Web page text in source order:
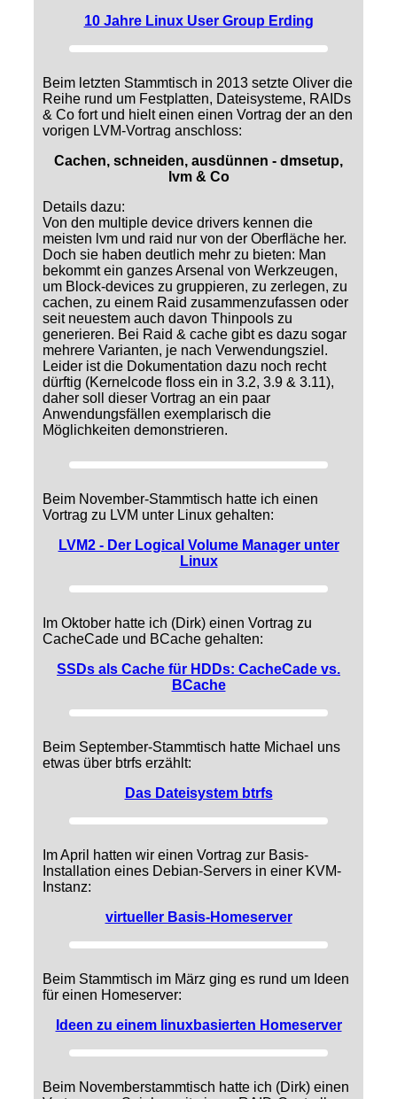
10 Jahre Linux User Group Erding
Beim letzten Stammtisch in 2013 setzte Oliver die
Reihe rund um Festplatten, Dateisysteme, RAIDs
& Co fort und hielt einen einen Vortrag der an den
vorigen LVM-Vortrag anschloss:
Cachen, schneiden, ausdünnen - dmsetup,
lvm & Co
Details dazu:
Von den multiple device drivers kennen die
meisten lvm und raid nur von der Oberfläche her.
Doch sie haben deutlich mehr zu bieten: Man
bekommt ein ganzes Arsenal von Werkzeugen,
um Block-devices zu gruppieren, zu zerlegen, zu
cachen, zu einem Raid zusammenzufassen oder
seit neuestem auch davon Thinpools zu
generieren. Bei Raid & cache gibt es dazu sogar
mehrere Varianten, je nach Verwendungsziel.
Leider ist die Dokumentation dazu noch recht
dürftig (Kernelcode floss ein in 3.2, 3.9 & 3.11),
daher soll dieser Vortrag an ein paar
Anwendungsfällen exemplarisch die
Möglichkeiten demonstrieren.
Beim November-Stammtisch hatte ich einen
Vortrag zu LVM unter Linux gehalten:
LVM2 - Der Logical Volume Manager unter
Linux
Im Oktober hatte ich (Dirk) einen Vortrag zu
CacheCade und BCache gehalten:
SSDs als Cache für HDDs: CacheCade vs.
BCache
Beim September-Stammtisch hatte Michael uns
etwas über btrfs erzählt:
Das Dateisystem btrfs
Im April hatten wir einen Vortrag zur Basis-
Installation eines Debian-Servers in einer KVM-
Instanz:
virtueller Basis-Homeserver
Beim Stammtisch im März ging es rund um Ideen
für einen Homeserver:
Ideen zu einem linuxbasierten Homeserver
Beim Novemberstammtisch hatte ich (Dirk) einen